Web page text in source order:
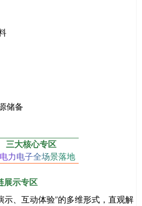
储备
三大核心专区
力电子全场景落地
展示专区
示、互动体验”的多维形式，直观解